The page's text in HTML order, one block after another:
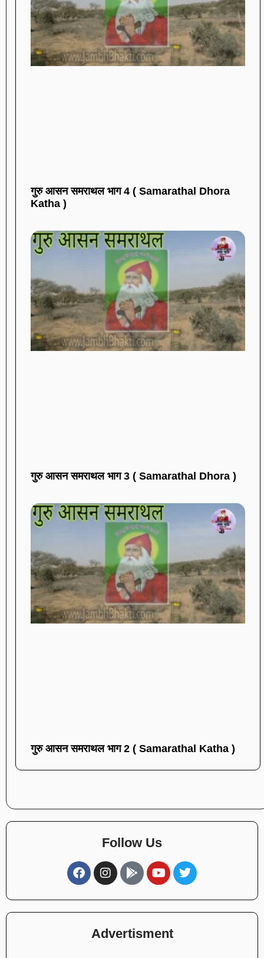
गुरु आसन समराथल भाग 4 ( Samarathal Dhora
Katha )
गुरु आसन समराथल भाग 3 ( Samarathal Dhora )
गुरु आसन समराथल भाग 2 ( Samarathal Katha )
Follow Us
Advertisment